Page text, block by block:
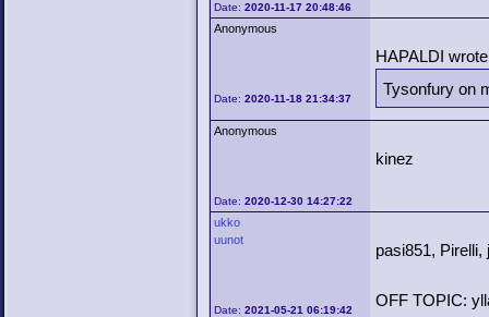
Date:2020-11-17 20:48:46
Anonymous
Date:2020-11-18 21:34:37
HAPALDI
Tysonfury on
Anonymous
Date:2020-12-30 14:27:22
kinez
ukko
uunot
Date:2021-05-21 06:19:42
pasi851, Pirelli,
OFF TOPIC: